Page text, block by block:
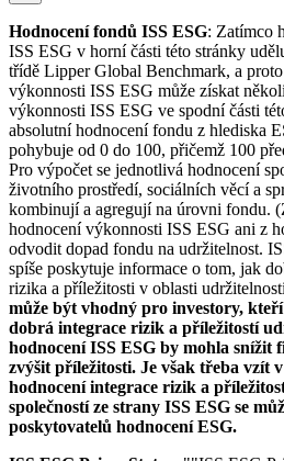
Hodnocení fondů ISS ESG: Zatímco
ISS ESG v horní části této stránky
třídě Lipper Global Benchmark, a
výkonnosti ISS ESG může získat
výkonnosti ISS ESG ve spodní části
absolutní hodnocení fondu z hlediska
pohybuje od 0 do 100, přičemž 100
Pro výpočet se jednotlivá hodnocení
životního prostředí, sociálních věcí a
kombinují a agregují na úrovni fondu.
hodnocení výkonnosti ISS ESG ani z
odvodit dopad fondu na udržitelnost.
spíše poskytuje informace o tom, jak
rizika a příležitosti v oblasti
může být vhodný pro investory,
dobrá integrace rizik a příležitostí
hodnocení ISS ESG by mohla snížit
zvýšit příležitosti. Je však třeba vzít
hodnocení integrace rizik a
společností ze strany ISS ESG se
poskytovatelů hodnocení ESG.